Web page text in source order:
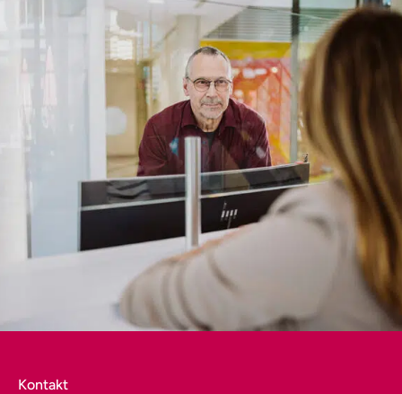
Kontakt